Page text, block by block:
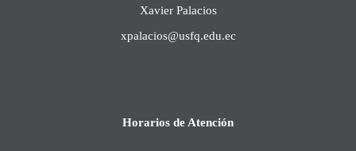
Xavier Palacios
xpalacios@usfq.edu.ec
Horarios de Atención